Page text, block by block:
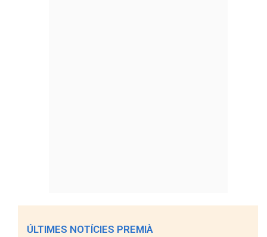
ÚLTIMES NOTÍCIES PREMIÀ